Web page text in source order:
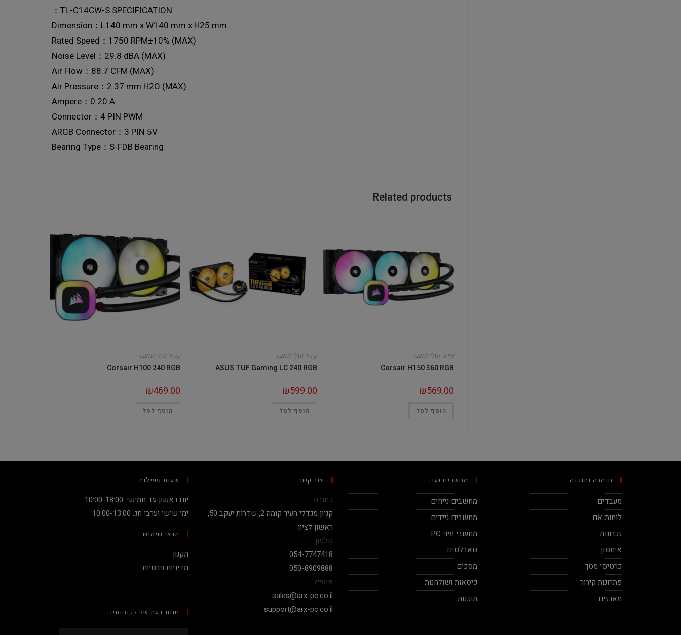
TL-C14CW-S SPECIFICATION：
Dimension：L140 mm x W140 mm x H25 mm
Rated Speed：1750 RPM±10% (MAX)
Noise Level：29.8 dBA (MAX)
Air Flow：88.7 CFM (MAX)
Air Pressure：2.37 mm H2O (MAX)
Ampere：0.20 A
Connector：4 PIN PWM
ARGB Connector：3 PIN 5V
Bearing Type：S-FDB Bearing
Related products
קירור נוזלי למעבד
Corsair H150 360 RGB
₪569.00
הוסף לסל
קירור נוזלי למעבד
ASUS TUF Gaming LC 240 RGB
₪599.00
הוסף לסל
קירור נוזלי למעבד
Corsair H100 240 RGB
₪469.00
הוסף לסל
חומרה ותוכנה
מעבדים
לוחות אם
זכרונות
איחסון
כרטיסי מסך
פתרונות קירור
מארזים
מחשבים ועוד
מחשבים נייחים
מחשבים ניידים
מחשבי מיני PC
טאבלטים
מסכים
כיסאות ושולחנות
תוכנות
צור קשר
כתובת
קניון מגדלי העיר קומה 2, שדרות יעקב 50,
ראשון לציון.
טלפון
054-7747418
050-8909888
אימייל
sales@arx-pc.co.il
support@arx-pc.co.il
שעות פעילות
יום ראשון עד חמישי: 10:00-18:00
ימי שישי וערבי חג: 10:00-13:00
תנאי שימוש
תקנון
מדיניות פרטיות
חוות דעת של לקוחותינו